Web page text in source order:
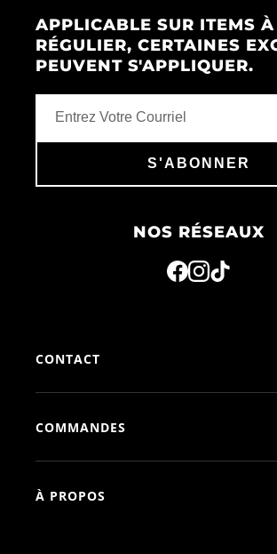
APPLICABLE SUR ITEMS
RÉGULIER, CERTAINES
PEUVENT S'APPLIQUER.
S'ABONNER
NOS RÉSEAUX
CONTACT
COMMANDES
À PROPOS